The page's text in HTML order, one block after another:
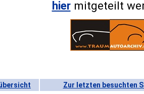
hiermitgeteilt
Zur letzten besuchten